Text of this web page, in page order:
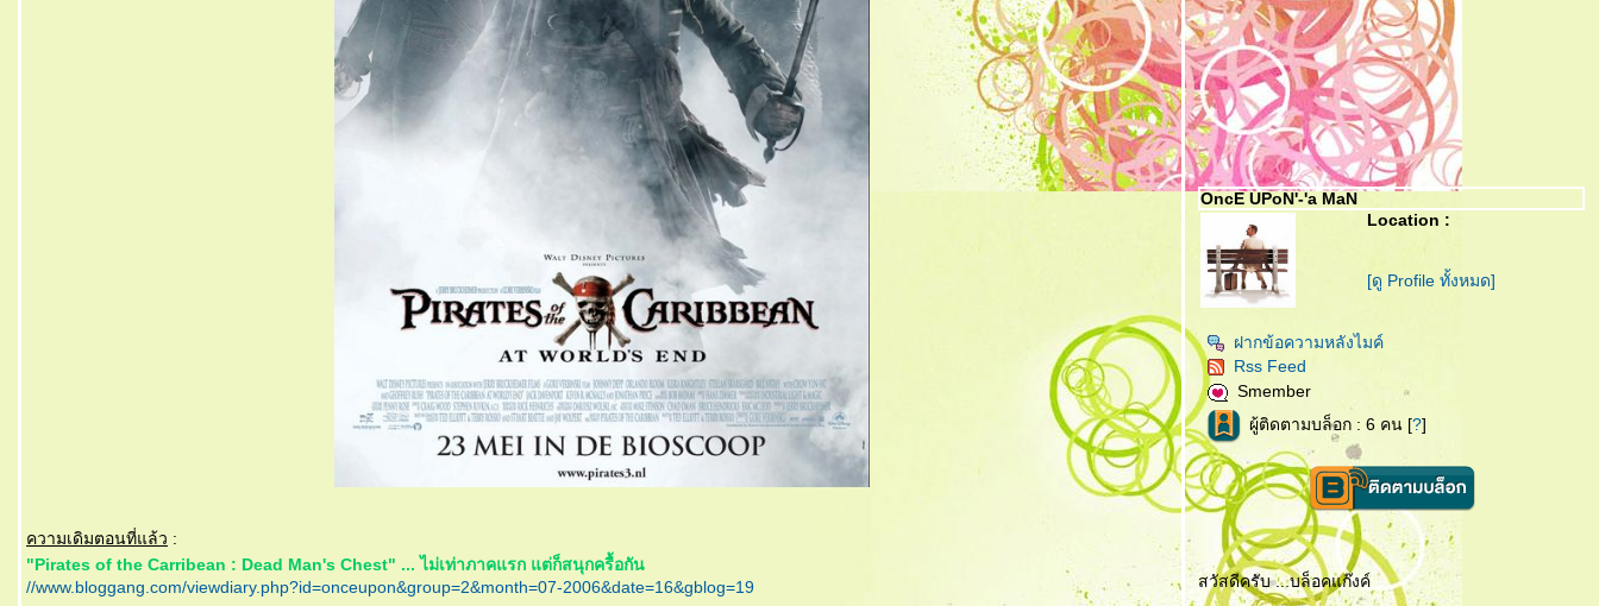
ความเดิมตอนที่แล้ว :
"Pirates of the Carribean : Dead Man's Chest" ... ไม่เท่าภาคแรก แต่ก็สนุกครื้อกัน
//www.bloggang.com/viewdiary.php?id=onceupon&group=2&month=07-2006&date=16&gblog=19
OncE UPoN'-'a MaN
Location :
[ดู Profile ทั้งหมด]
ฝากข้อความหลังไมค์
Rss Feed
Smember
ผู้ติดตามบล็อก : 6 คน [?]
สวัสดีครับ ...บล็อคแก๊งค์